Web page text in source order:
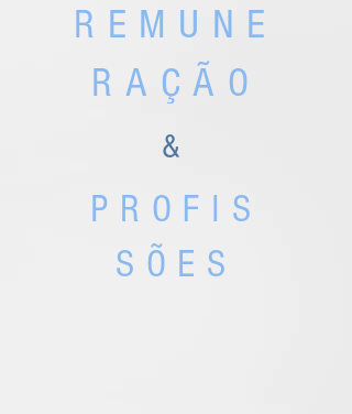
PROFIS
SÕES
REMUNE
RAÇÃO
&